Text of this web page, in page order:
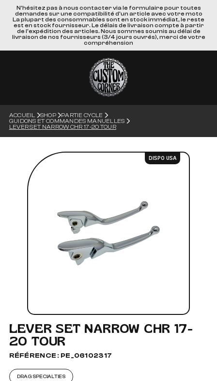
N'hésitez pas à nous contacter via le formulaire pour toutes
demandes sur une compatibilité d'un article avec votre moto
La plupart des consommables sont en stock immédiat, le reste
est en stock fournisseur. Le délais de livraison compte à partir
de l'expédition des articles. Nous sommes soumis au délai de
livraison de nos fournisseurs (3/4 jours ouvrés), merci de votre
compréhension
ACCUEIL SHOP
PARTIE CYCLE
GUIDONS ET COMMANDES MANUELLES
LEVER SET NARROW CHR 17-20 TOUR
DISPO USA
LEVER SET NARROW CHR 17-
20 TOUR
RÉFÉRENCE : PE_06102317
DRAG SPECIALTIES